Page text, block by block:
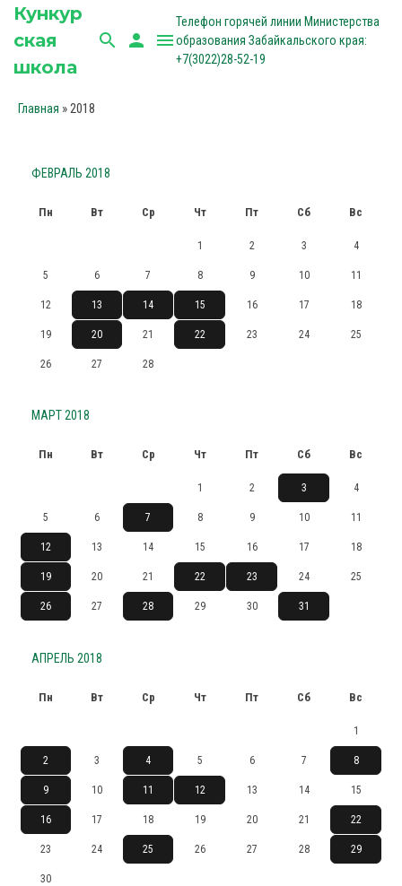
Кункур
ская
школа
search person menu
Телефон горячей линии Министерства
образования Забайкальского края:
+7(3022)28-52-19
Главная »2018
ФЕВРАЛЬ 2018
Пн Вт Ср Чт Пт Сб Вс
1 2 3 4
5 6 7 8 9 10 11
12 13 14 15 16 17 18
19 20 21 22 23 24 25
26 27 28
МАРТ 2018
Пн Вт Ср Чт Пт Сб Вс
1 2 3 4
5 6 7 8 9 10 11
12 13 14 15 16 17 18
19 20 21 22 23 24 25
26 27 28 29 30 31
АПРЕЛЬ 2018
Пн Вт Ср Чт Пт Сб Вс
1
2 3 4 5 6 7 8
9 10 11 12 13 14 15
16 17 18 19 20 21 22
23 24 25 26 27 28 29
30